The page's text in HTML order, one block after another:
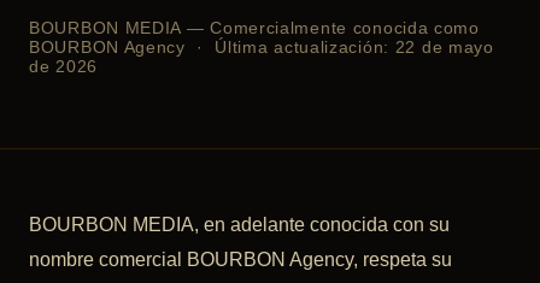
BOURBON MEDIA — Comercialmente conocida como
BOURBON Agency · Última actualización: 22 de mayo
de 2026
BOURBON MEDIA, en adelante conocida con su
nombre comercial BOURBON Agency, respeta su